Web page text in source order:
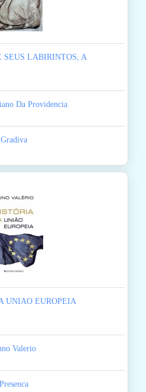
SEUS LABIRINTOS, A
Da Providencia
Gradiva
UNIAO EUROPEIA
Valerio
Presenca